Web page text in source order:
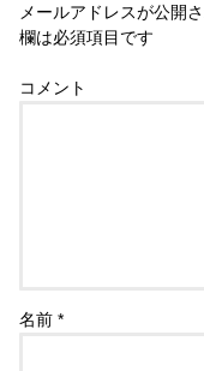
メールアドレスが公開
欄は必須項目です
コメント
名前*